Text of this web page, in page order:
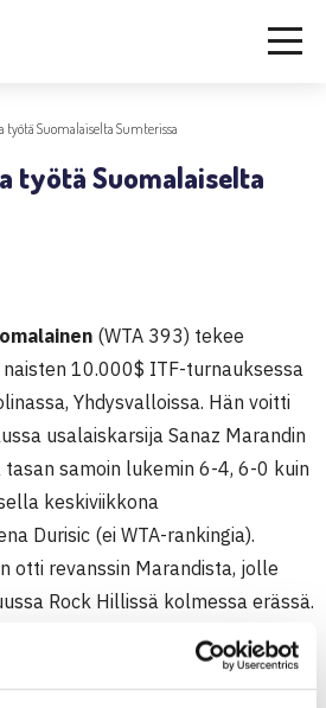
Suomalaiselta Sumterissa
työtä Suomalaiselta
(WTA 393) tekee
10.000$ ITF-turnauksessa
Yhdysvalloissa. Hän voitti
usalaiskarsija Sanaz Marandin
samoin lukemin 6-4, 6-0 kuin
keskiviikkona
Durisic (ei WTA-rankingia).
otti revanssin Marandista, jolle
Rock Hillissä kolmessa erässä.
Suomalainen kohtaa Japanin
(WTA 804). Pelaajat kohtaavat nyt